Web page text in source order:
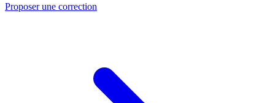
Proposer une correction